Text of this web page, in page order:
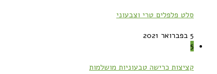
סלט פלפלים טרי וצבעוני
5 בפברואר 2021
5
קציצות כרישה טבעוניות מושלמות